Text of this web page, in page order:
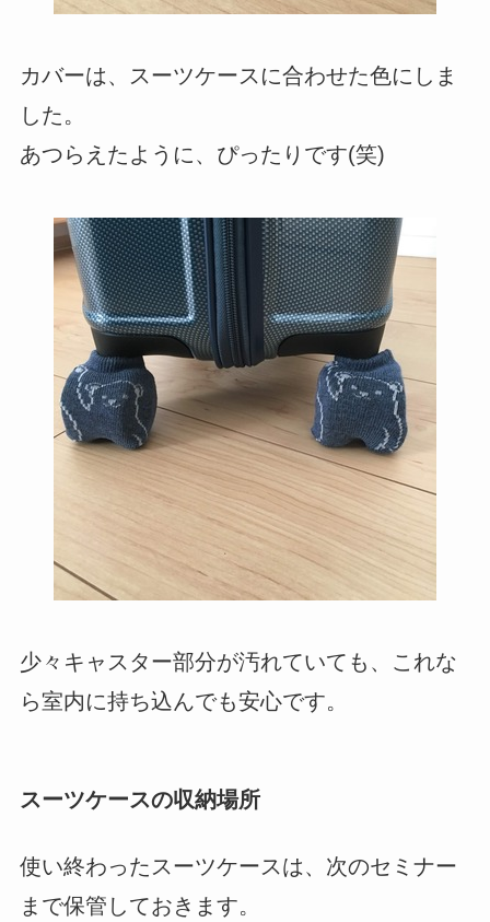
カバーは、スーツケースに合わせた色にしま
した。
あつらえたように、ぴったりです(笑)
少々キャスター部分が汚れていても、これな
ら室内に持ち込んでも安心です。
スーツケースの収納場所
使い終わったスーツケースは、次のセミナー
まで保管しておきます。